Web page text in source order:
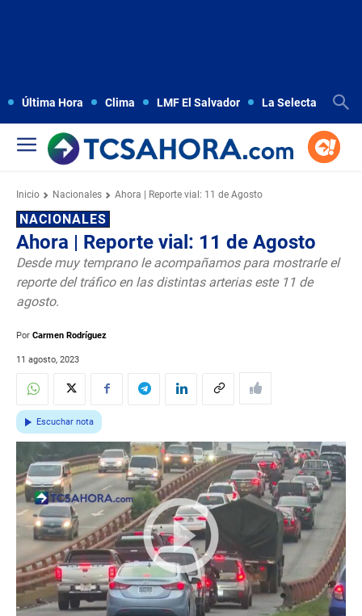
Última Hora Clima LMF El Salvador La Selecta
Inicio Nacionales Ahora | Reporte vial: 11 de Agosto
NACIONALES
Ahora | Reporte vial: 11 de Agosto
Desde muy temprano le acompañamos para mostrarle el
reporte del tráfico en las distintas arterias este 11 de
agosto.
Por Carmen Rodríguez
11 agosto, 2023
Escuchar nota